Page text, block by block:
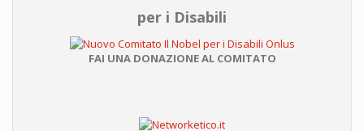
per i Disabili
FAI UNA DONAZIONE AL COMITATO